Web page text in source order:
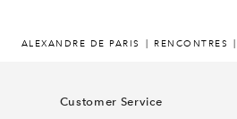
ALEXANDRE DE PARIS RENCONTRES
Customer Service